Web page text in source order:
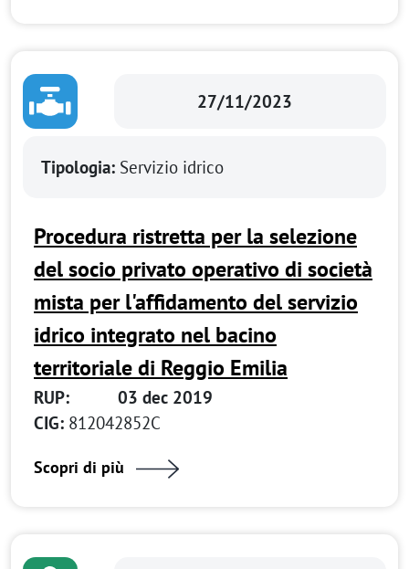
27/11/2023
Tipologia: Servizio idrico
Procedura ristretta per la selezione
del socio privato operativo di società
mista per l'affidamento del servizio
idrico integrato nel bacino
territoriale di Reggio Emilia
RUP:
03 dec 2019
CIG: 812042852C
Scopri di più